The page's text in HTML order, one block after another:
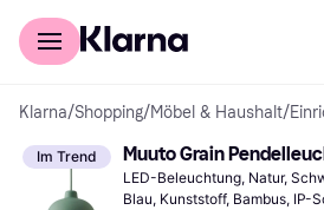
Für Shopper
Klarna/Shopping/Möbel & Haushalt/
Im Trend Muuto Grain
LED-Beleuchtung, Natur,
Blau, Kunststoff, Bambus, IP-